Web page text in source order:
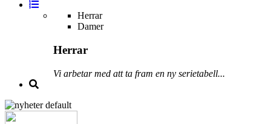
Herrar
Damer
Herrar
Vi arbetar med att ta fram en ny serietabell...